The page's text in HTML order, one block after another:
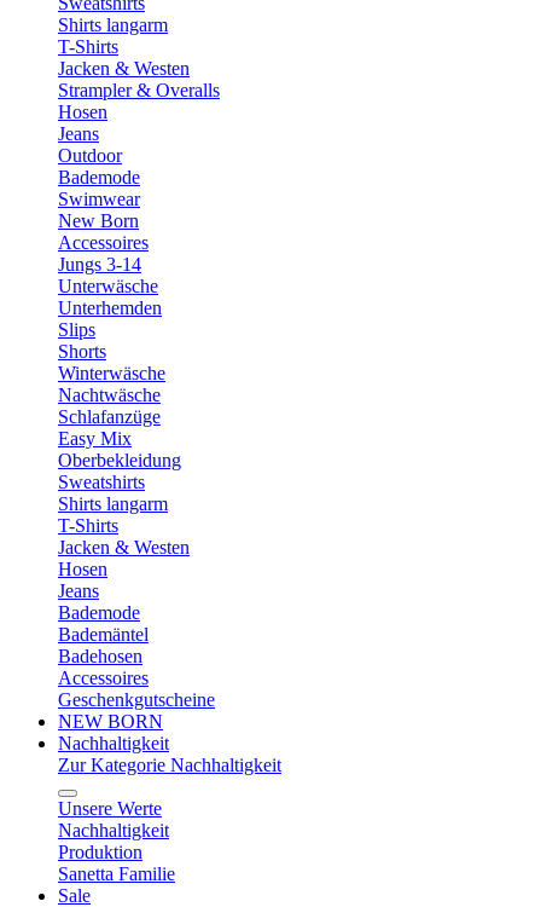
Shirts langarm
T-Shirts
Jacken & Westen
Strampler & Overalls
Hosen
Jeans
Outdoor
Bademode
Swimwear
New Born
Accessoires
Jungs 3-14
Unterwäsche
Unterhemden
Slips
Shorts
Winterwäsche
Nachtwäsche
Schlafanzüge
Easy Mix
Oberbekleidung
Sweatshirts
Shirts langarm
T-Shirts
Jacken & Westen
Hosen
Jeans
Bademode
Bademäntel
Badehosen
Accessoires
Geschenkgutscheine
NEW BORN
Nachhaltigkeit
Zur Kategorie Nachhaltigkeit
Unsere Werte
Nachhaltigkeit
Produktion
Sanetta Familie
Sale